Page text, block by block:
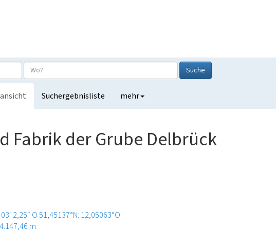
Suche
Suchergebnisliste mehr
Fabrik der Grube Delbrück
2,25″ O51,45137°N: 12,05063°O
m